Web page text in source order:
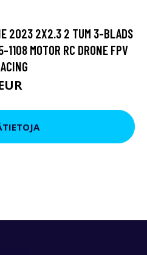
2023 2X2.3 2 TUM 3-BLADS
1108 MOTOR RC DRONE FPV